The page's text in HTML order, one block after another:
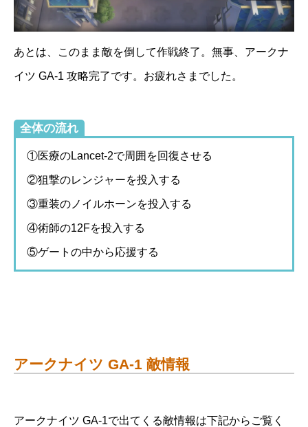
あとは、このまま敵を倒して作戦終了。無事、アークナ
イツ GA-1 攻略完了です。お疲れさまでした。
全体の流れ
①医療のLancet-2で周囲を回復させる
②狙撃のレンジャーを投入する
③重装のノイルホーンを投入する
④術師の12Fを投入する
⑤ゲートの中から応援する
アークナイツ GA-1 敵情報
アークナイツ GA-1で出てくる敵情報は下記からご覧く